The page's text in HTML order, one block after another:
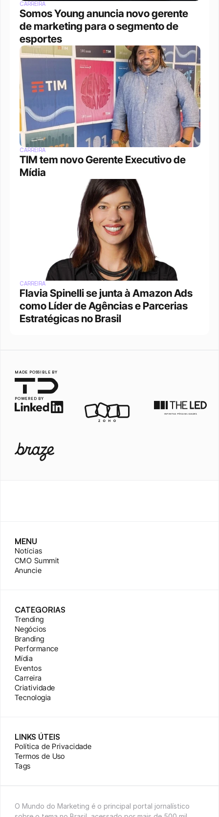
CARREIRA
Somos Young anuncia novo gerente
de marketing para o segmento de
esportes
CARREIRA
TIM tem novo Gerente Executivo de
Mídia
CARREIRA
Flavia Spinelli se junta à Amazon Ads
como Líder de Agências e Parcerias
Estratégicas no Brasil
MADE POSSIBLE BY
POWERED BY
MENU
Notícias
CMO Summit
Anuncie
CATEGORIAS
Trending
Negócios
Branding
Performance
Mídia
Eventos
Carreira
Criatividade
Tecnologia
LINKS ÚTEIS
Política de Privacidade
Termos de Uso
Tags
O Mundo do Marketing é o principal portal jornalístico